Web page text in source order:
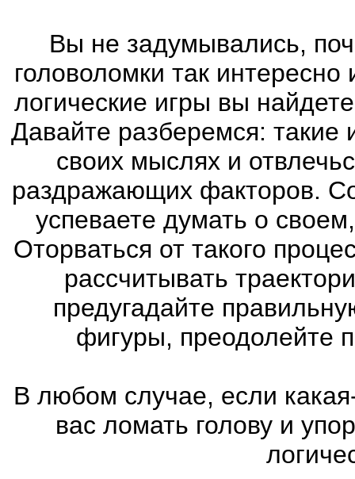
Вы не задумывались,
головоломки так
логические игры вы
Давайте разберемся: такие
своих мыслях и
раздражающих факторов.
успеваете думать о
Оторваться от такого
рассчитывать
предугадайте
фигуры, преодолейте
В любом случае, если
вас ломать голову и